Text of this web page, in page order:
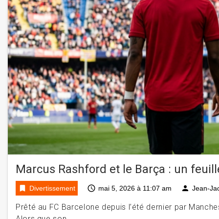
Marcus Rashford et le Barça : un
bookmark Divertissement access_time mai 5, 2026 à 11:07 am person Jean-
Prêté au FC Barcelone depuis l’été dernier par